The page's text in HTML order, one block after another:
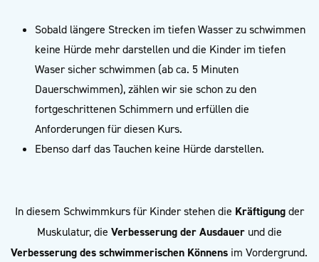
Sobald längere Strecken im tiefen Wasser zu schwimmen
keine Hürde mehr darstellen und die Kinder im tiefen
Waser sicher schwimmen (ab ca. 5 Minuten
Dauerschwimmen), zählen wir sie schon zu den
fortgeschrittenen Schimmern und erfüllen die
Anforderungen für diesen Kurs.
Ebenso darf das Tauchen keine Hürde darstellen.
In diesem Schwimmkurs für Kinder stehen die Kräftigungder
Muskulatur, die Verbesserung der Ausdauerund die
Verbesserung des schwimmerischen Könnens im Vordergrund.